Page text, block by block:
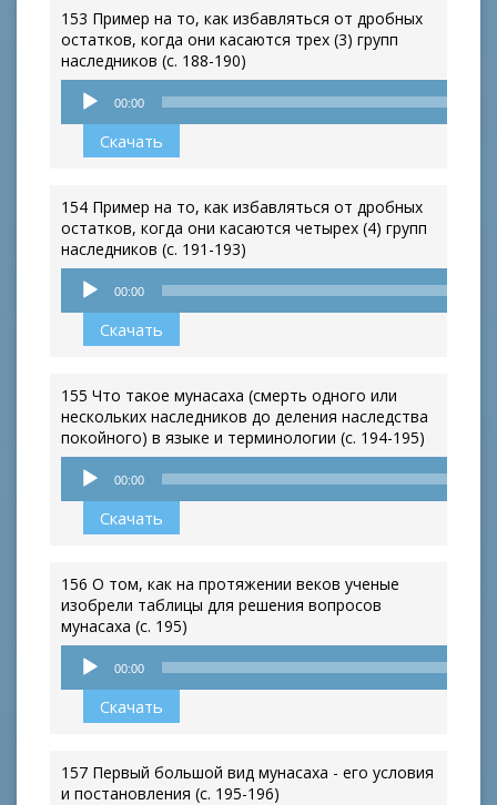
153 Пример на то, как избавляться от дробных
остатков, когда они касаются трех (3) групп
наследников (с. 188-190)
Аудиоплеер
00:00
Скачать
154 Пример на то, как избавляться от дробных
остатков, когда они касаются четырех (4) групп
наследников (с. 191-193)
Аудиоплеер
00:00
Скачать
155 Что такое мунасаха (смерть одного или
нескольких наследников до деления наследства
покойного) в языке и терминологии (с. 194-195)
Аудиоплеер
00:00
Скачать
156 О том, как на протяжении веков ученые
изобрели таблицы для решения вопросов
мунасаха (с. 195)
Аудиоплеер
00:00
Скачать
157 Первый большой вид мунасаха - его условия
и постановления (с. 195-196)